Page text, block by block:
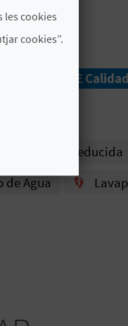
Q ICTE Calidad
Movilidad Reducida
de Agua
les cookies
cookies”.